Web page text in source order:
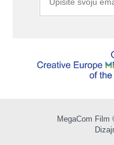
MegaCom Film